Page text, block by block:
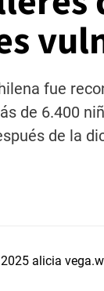
fue
de 6.400
de la